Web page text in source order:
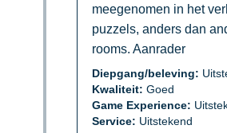
meegenomen in het
puzzels, anders dan
rooms. Aanrader
Diepgang/beleving:
Kwaliteit: Goed
Game Experience:
Service: Uitstekend